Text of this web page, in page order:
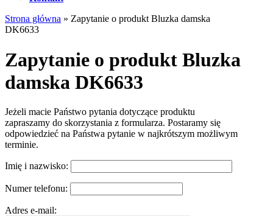
Strona główna » Zapytanie o produkt Bluzka damska
DK6633
Zapytanie o produkt Bluzka
damska DK6633
Jeżeli macie Państwo pytania dotyczące produktu
zapraszamy do skorzystania z formularza. Postaramy się
odpowiedzieć na Państwa pytanie w najkrótszym możliwym
terminie.
Imię i nazwisko:
Numer telefonu:
Adres e-mail: